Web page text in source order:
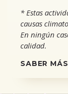
* Estas
causas
En ningún
calidad.
SABER MÁS